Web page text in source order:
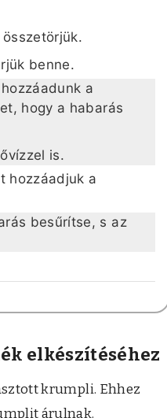
benne.
a
hogy a habarás
is.
hozzáadjuk a
besűrítse, s az
elkészítéséhez
krumpli. Ehhez
árulnak.